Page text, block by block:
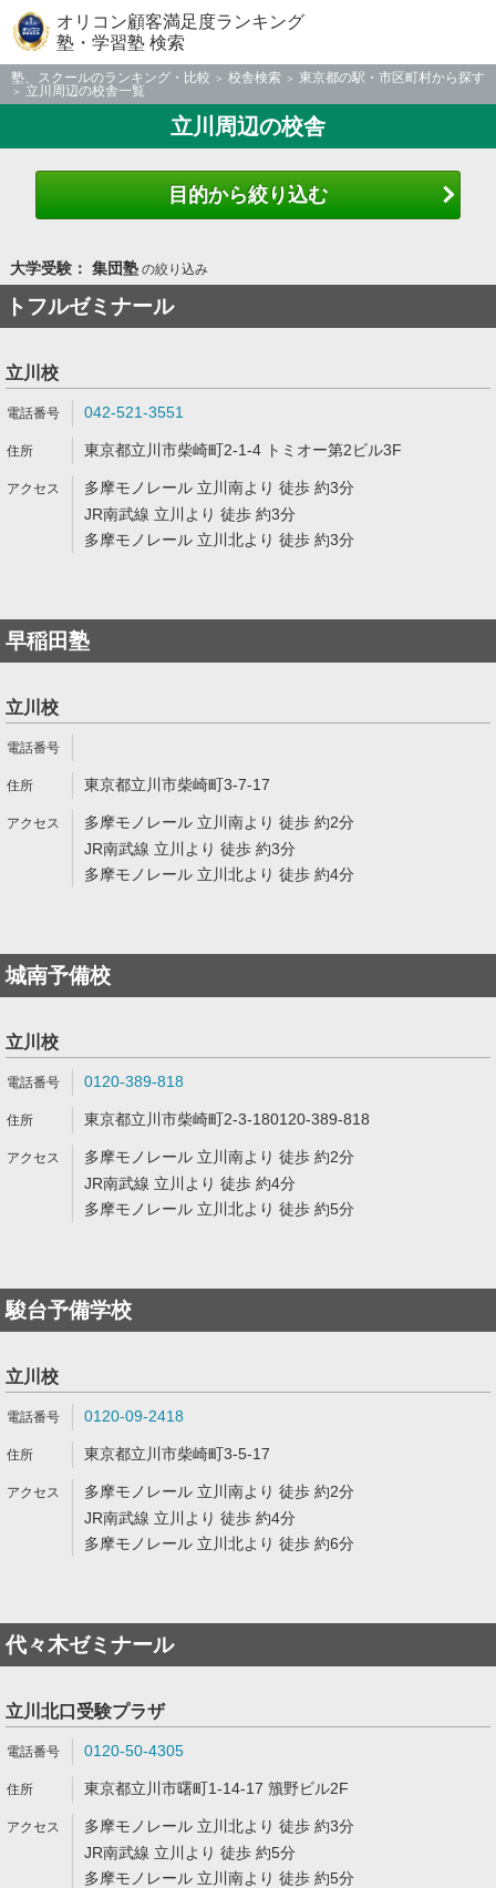
オリコン顧客満足度ランキング
塾・学習塾 検索
塾、スクールのランキング・比較 校舎検索
東京都の駅・市区町村から探す
立川周辺の校舎一覧
立川周辺の校舎
目的から絞り込む
大学受験： 集団塾の絞り込み
トフルゼミナール
立川校
042-521-3551
東京都立川市柴崎町2-1-4 トミオー第2ビル3F
多摩モノレール 立川南より 徒歩 約3分
JR南武線 立川より 徒歩 約3分
多摩モノレール 立川北より 徒歩 約3分
早稲田塾
立川校
東京都立川市柴崎町3-7-17
多摩モノレール 立川南より 徒歩 約2分
JR南武線 立川より 徒歩 約3分
多摩モノレール 立川北より 徒歩 約4分
城南予備校
立川校
0120-389-818
東京都立川市柴崎町2-3-180120-389-818
多摩モノレール 立川南より 徒歩 約2分
JR南武線 立川より 徒歩 約4分
多摩モノレール 立川北より 徒歩 約5分
駿台予備学校
立川校
0120-09-2418
東京都立川市柴崎町3-5-17
多摩モノレール 立川南より 徒歩 約2分
JR南武線 立川より 徒歩 約4分
多摩モノレール 立川北より 徒歩 約6分
代々木ゼミナール
立川北口受験プラザ
0120-50-4305
東京都立川市曙町1-14-17 籏野ビル2F
多摩モノレール 立川北より 徒歩 約3分
JR南武線 立川より 徒歩 約5分
多摩モノレール 立川南より 徒歩 約5分